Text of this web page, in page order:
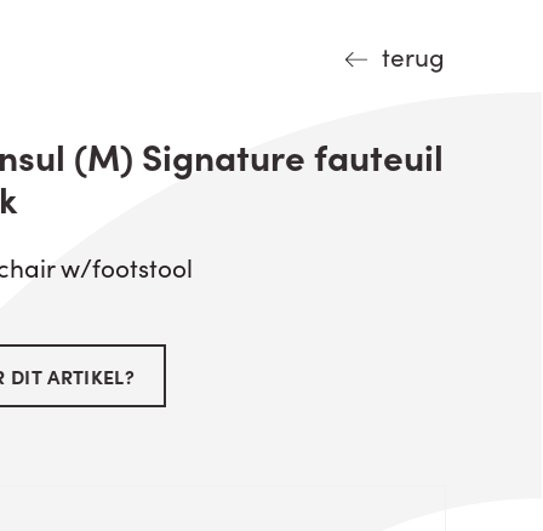
terug
(M) Signature fauteuil
w/footstool
DIT ARTIKEL?